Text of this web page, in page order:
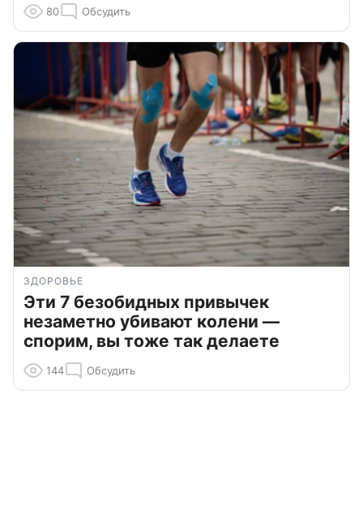
80 Обсудить
ЗДОРОВЬЕ
Эти 7 безобидных привычек
незаметно убивают колени —
спорим, вы тоже так делаете
144 Обсудить